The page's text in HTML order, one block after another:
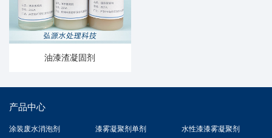
油漆渣凝固剂
产品中心
涂装废水消泡剂
漆雾凝聚剂单剂
水性漆漆雾凝聚剂